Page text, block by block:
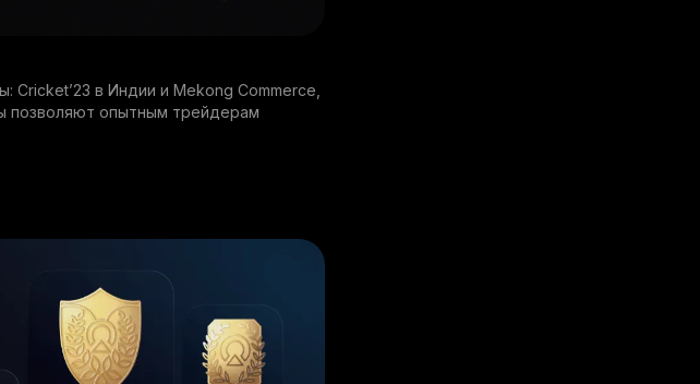
Cricket’23 в Индии и Mekong Commerce,
позволяют опытным трейдерам